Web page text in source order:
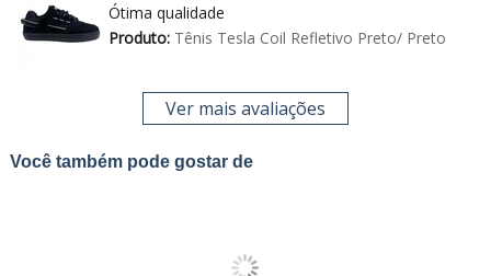
Ótima qualidade
Produto:Tênis Tesla Coil Refletivo Preto/ Preto
Ver mais avaliações
Você também pode gostar de